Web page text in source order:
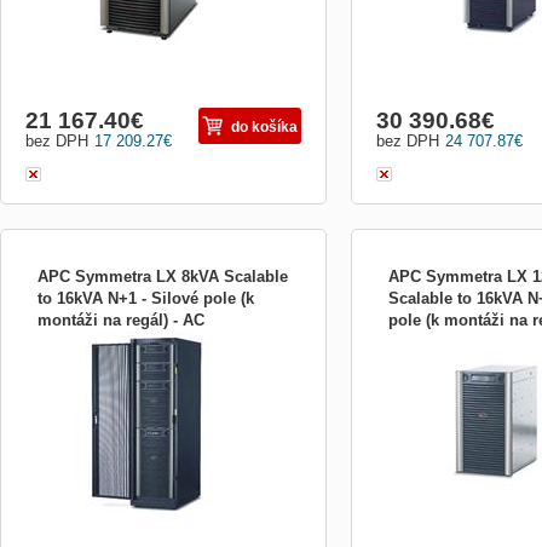
17 209.27€
bez DPH
21 167.40€ do košíka
24 707.87€
bez DPH
30 390.68€
APC Symmetra LX 8kVA Scalable
to 16kVA N+1 - Silové pole (k
montáži na regál) - AC
220/230/240/380/ SYA8K16RMI
SYA8K16RMI Zahrnuje: CD se softwarem,
Disk CD s dokumentací, Instalační
příručka, Uživatelská příručka, Karta pro
řízení přes web/SNMP Napájení Kapacita
(VA) 8000 VA Kapacita (Watů) 5600 W
Pohotovostní vypnutí (EPO) Ano
Nominální vstupní napětí 230 V P...
APC Symmetra LX
Scalable to 16kVA
pole (k montáži na
Instalační příručka,
Karta pro řízení přes
Výstupní výkon 8400W /
nastavitelný výkon 11.2
Jmenovité výstupní